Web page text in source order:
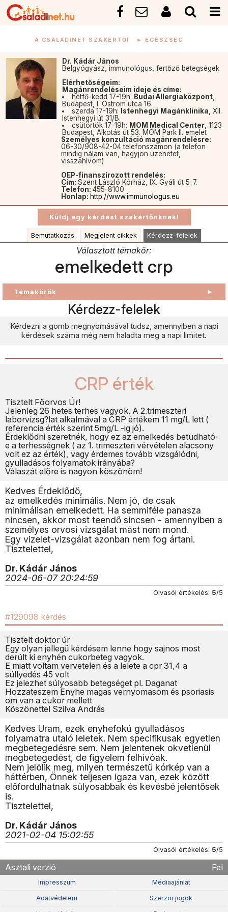
A CSALÁDINET SZAKÉRTŐI ► EGÉSZSÉG
Dr. Kádár János
Belgyógyász, immunológus, fertőző betegségek
Elérhetőségeim:
Magánrendeléseim ideje és címe:
hétfő-kedd 17-19h: Budai Allergiaközpont,
Budapest, I. Ostrom utca 16.
szerda 17-19h:
Istenhegyi Magánklinika , XII.
Istenhegyi út 31/B.
csütörtök 17-19h: MOM Medical Center, 1123
Budapest, Alkotás út 53. MOM Park II. emelet
Személyes konzultáció magánrendelésre:
06-30/908-42-04 telefonszámon (a telefon
mindig nálam van, hagyjon üzenetet,
visszahívom)
OEP-finanszírozott rendelés:
Cím: Szent László Kórház, IX. Gyáli út 5-7.
Telefon: 455-8100
Honlap: http://www.immunologus.eu
Bemutatkozás Megjelent cikkek Kérdezz-felelek
Választott témakör:
emelkedett crp
Témakörök ►
Kérdezz-felelek
Kérdezni a gomb megnyomásával tudsz, amennyiben a napi
kérdések száma még nem haladta meg a napi limitet.
CRP érték
Tisztelt Főorvos Úr!
Jelenleg 26 hetes terhes vagyok. A 2.trimeszteri
laborvizsg?lat alkalmával a CRP értékem 11 mg/L lett (
referencia érték szerint 5mg/L -ig jó).
Érdeklődni szeretnék, hogy ez az emelkedés betudható-
e a terhességnek ( az 1. trimeszteri vérvételen alacsony
volt ez az érték), vagy érdemes tovább vizsgálódni,
gyulladásos folyamatok irányába?
Válaszát előre is nagyon köszönöm!
Kedves Érdeklődő,
az emelkedés minimális. Nem jó, de csak
minimálisan emelkedett. Ha semmiféle panasza
nincsen, akkor most teendő sincsen - amennyiben a
személyes orvosi vizsgálat mást nem mond.
Egy vizelet-vizsgálat azonban nem fog ártani.
Tisztelettel,
Dr. Kádár János
2024-06-07 20:24:59
Olvasói értékelés: 5/5
#129098 kérdés
Tisztelt doktor úr
Egy olyan jellegű kérdésem lenne hogy sajnos most
derült ki enyhén cukorbeteg vagyok.
E miatt voltam vervetelen és a lelete a cpr 31,4 a
süllyedés 45 volt
Ez jelezhet súlyosabb betegséget pl. Daganat
Hozzateszem Enyhe magas vernyomasom és psoriasis
om van a cukor mellett
Köszönettel Szilva András
Kedves Uram, ezek enyhefokú gyulladásos
folyamatra utaló leletek. Nem specifikusak egyetlen
megbetegedésre sem. Nem jelentenek okvetlenül
megbetegedést, de figyelem felhívóak.
Nem jelölik meg, milyen természetű kórkép van a
háttérben, Önnek teljesen igaza van, ezek között
előfordulhatnak súlyosabbak és kevésbé jelentősek
is.
Tisztelettel,
Dr. Kádár János
2021-02-04 15:02:55
Olvasói értékelés: 5/5
Asztali verzió Fel
Impresszum Médiaajánlat
Adatvédelem Szerzõi jogok